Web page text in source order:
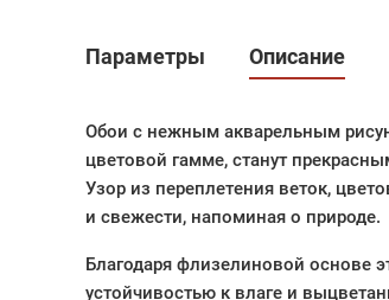
Параметры Описание
Обои с нежным акварельным
цветовой гамме, станут
Узор из переплетения веток,
и свежести, напоминая о природе.
Благодаря флизелиновой основе
устойчивостью к влаге и